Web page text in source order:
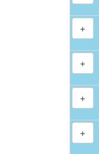
+
+
+
+